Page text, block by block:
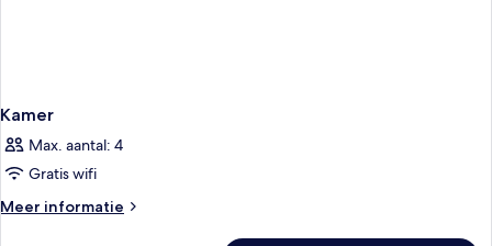
Kamer
Max. aantal: 4
Gratis wifi
Meer informatie
Meer